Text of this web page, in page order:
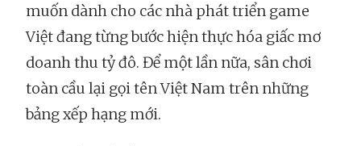
muốn dành cho các nhà phát triển game
Việt đang từng bước hiện thực hóa giấc mơ
doanh thu tỷ đô. Để một lần nữa, sân chơi
toàn cầu lại gọi tên Việt Nam trên những
bảng xếp hạng mới.